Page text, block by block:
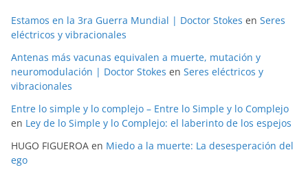
Estamos en la 3ra Guerra Mundial | Doctor Stokes en Seres
eléctricos y vibracionales
Antenas más vacunas equivalen a muerte, mutación y
neuromodulación | Doctor Stokes en Seres eléctricos y
vibracionales
Entre lo simple y lo complejo – Entre lo Simple y lo Complejo
en Ley de lo Simple y lo Complejo: el laberinto de los espejos
HUGO FIGUEROA en Miedo a la muerte: La desesperación del
ego